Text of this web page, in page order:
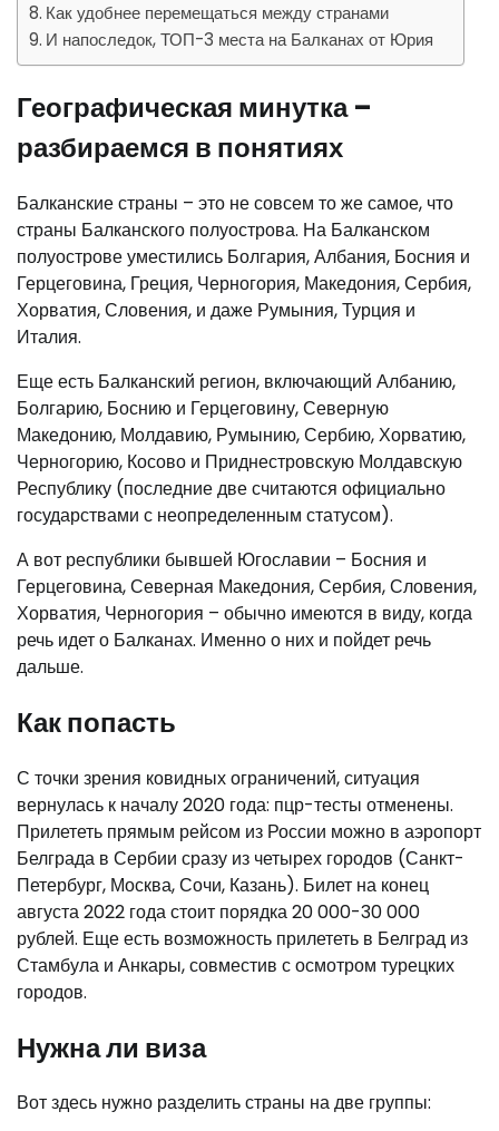
Как удобнее перемещаться между странами
И напоследок, ТОП-3 места на Балканах от Юрия
Географическая минутка –
разбираемся в понятиях
Балканские страны – это не совсем то же самое, что
страны Балканского полуострова. На Балканском
полуострове уместились Болгария, Албания, Босния и
Герцеговина, Греция, Черногория, Македония, Сербия,
Хорватия, Словения, и даже Румыния, Турция и
Италия.
Еще есть Балканский регион, включающий Албанию,
Болгарию, Боснию и Герцеговину, Северную
Македонию, Молдавию, Румынию, Сербию, Хорватию,
Черногорию, Косово и Приднестровскую Молдавскую
Республику (последние две считаются официально
государствами с неопределенным статусом).
А вот республики бывшей Югославии – Босния и
Герцеговина, Северная Македония, Сербия, Словения,
Хорватия, Черногория – обычно имеются в виду, когда
речь идет о Балканах. Именно о них и пойдет речь
дальше.
Как попасть
С точки зрения ковидных ограничений, ситуация
вернулась к началу 2020 года: пцр-тесты отменены.
Прилететь прямым рейсом из России можно в аэропорт
Белграда в Сербии сразу из четырех городов (Санкт-
Петербург, Москва, Сочи, Казань). Билет на конец
августа 2022 года стоит порядка 20 000-30 000
рублей. Еще есть возможность прилететь в Белград из
Стамбула и Анкары, совместив с осмотром турецких
городов.
Нужна ли виза
Вот здесь нужно разделить страны на две группы: